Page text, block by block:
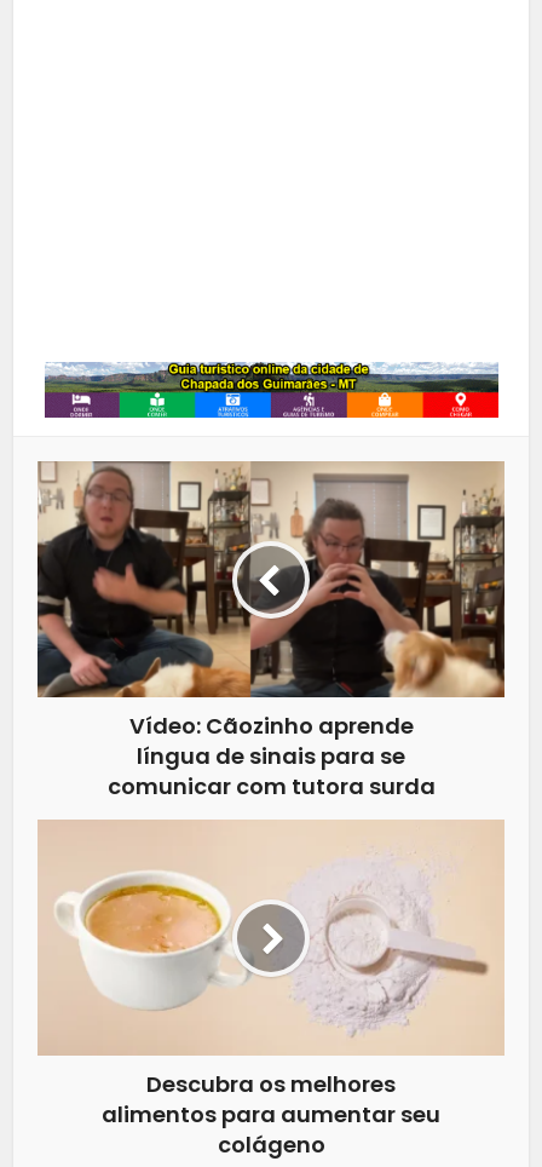
Vídeo: Cãozinho aprende
língua de sinais para se
comunicar com tutora surda
Descubra os melhores
alimentos para aumentar seu
colágeno